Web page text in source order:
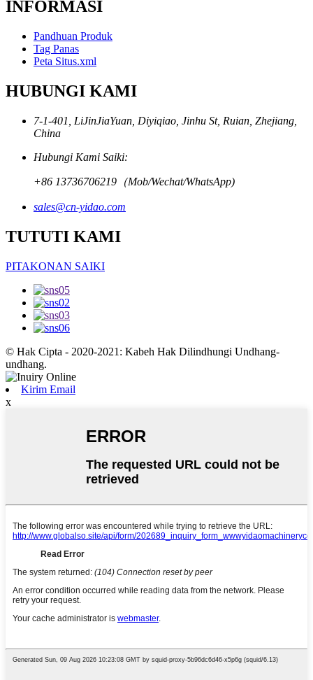
INFORMASI
Pandhuan Produk
Tag Panas
Peta Situs.xml
HUBUNGI KAMI
7-1-401, LiJinJiaYuan, Diyiqiao, Jinhu St, Ruian, Zhejiang,
China
Hubungi Kami Saiki:
+86 13736706219（Mob/Wechat/WhatsApp)
sales@cn-yidao.com
TUTUTI KAMI
PITAKONAN SAIKI
© Hak Cipta - 2020-2021: Kabeh Hak Dilindhungi Undhang-
undhang.
Kirim Email
x